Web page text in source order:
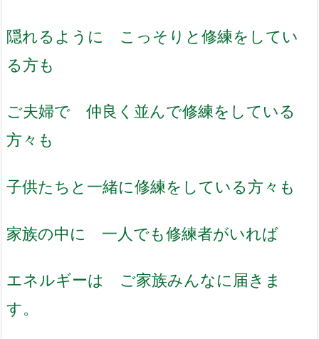
隠れるように こっそりと修練をしてい
る方も
ご夫婦で 仲良く並んで修練をしている
方々も
子供たちと一緒に修練をしている方々も
家族の中に 一人でも修練者がいれば
エネルギーは ご家族みんなに届きま
す。